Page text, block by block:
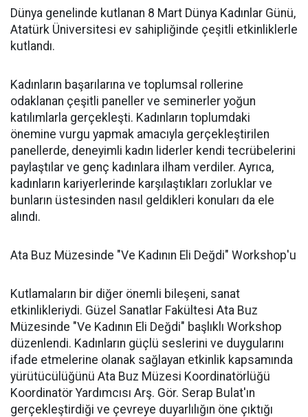
Dünya genelinde kutlanan 8 Mart Dünya Kadınlar Günü,
Atatürk Üniversitesi ev sahipliğinde çeşitli etkinliklerle
kutlandı.
Kadınların başarılarına ve toplumsal rollerine
odaklanan çeşitli paneller ve seminerler yoğun
katılımlarla gerçekleşti. Kadınların toplumdaki
önemine vurgu yapmak amacıyla gerçekleştirilen
panellerde, deneyimli kadın liderler kendi tecrübelerini
paylaştılar ve genç kadınlara ilham verdiler. Ayrıca,
kadınların kariyerlerinde karşılaştıkları zorluklar ve
bunların üstesinden nasıl geldikleri konuları da ele
alındı.
Ata Buz Müzesinde "Ve Kadının Eli Değdi" Workshop'u
Kutlamaların bir diğer önemli bileşeni, sanat
etkinlikleriydi. Güzel Sanatlar Fakültesi Ata Buz
Müzesinde "Ve Kadının Eli Değdi" başlıklı Workshop
düzenlendi. Kadınların güçlü seslerini ve duygularını
ifade etmelerine olanak sağlayan etkinlik kapsamında
yürütücülüğünü Ata Buz Müzesi Koordinatörlüğü
Koordinatör Yardımcısı Arş. Gör. Serap Bulat'ın
gerçekleştirdiği ve çevreye duyarlılığın öne çıktığı